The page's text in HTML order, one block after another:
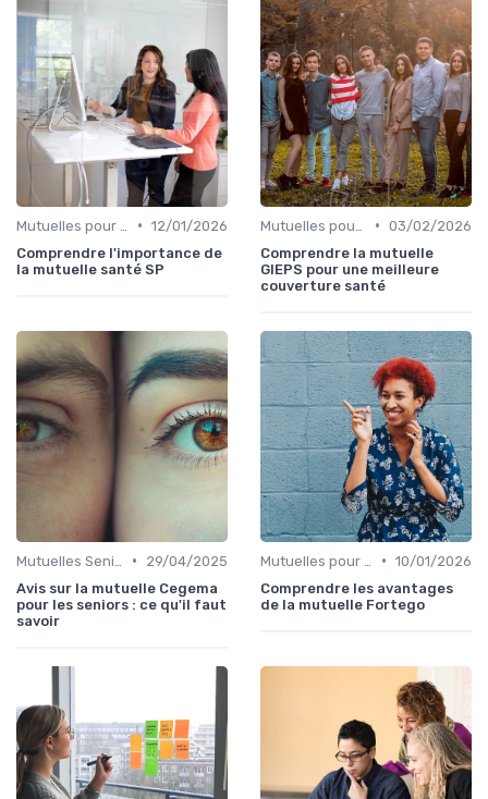
• 12/01/2026
Comprendre l'importance de
la mutuelle santé SP
• 03/02/2026
Comprendre la mutuelle
GIEPS pour une meilleure
couverture santé
•
29/04/2025
Avis sur la mutuelle Cegema
pour les seniors : ce qu'il faut
savoir
• 10/01/2026
Comprendre les avantages
de la mutuelle Fortego